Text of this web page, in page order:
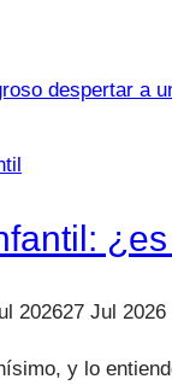
202627 Jul 2026
y lo